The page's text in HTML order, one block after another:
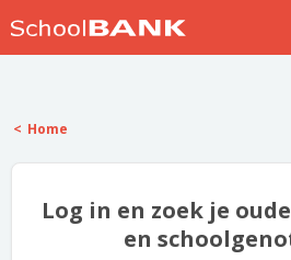
Help
Home
Log in en zoek je
en